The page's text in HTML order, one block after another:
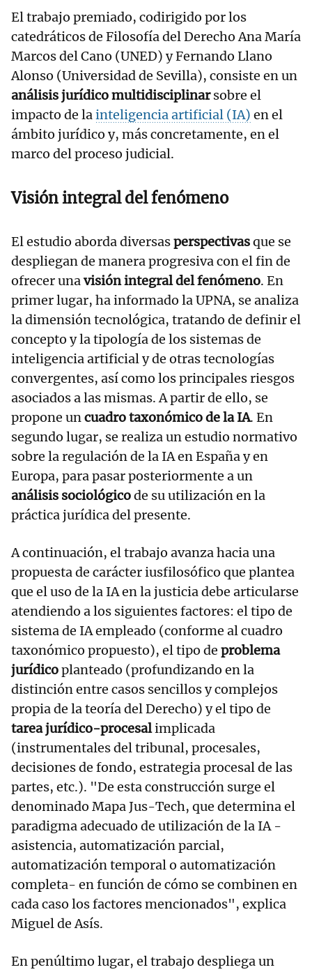
El trabajo premiado, codirigido por los
catedráticos de Filosofía del Derecho Ana María
Marcos del Cano (UNED) y Fernando Llano
Alonso (Universidad de Sevilla), consiste en un
análisis jurídico multidisciplinarsobre el
impacto de lainteligencia artificial (IA) en el
ámbito jurídico y, más concretamente, en el
marco del proceso judicial.
Visión integral del fenómeno
El estudio aborda diversasperspectivasque se
despliegan de manera progresiva con el fin de
ofrecer unavisión integral del fenómeno. En
primer lugar, ha informado la UPNA, se analiza
la dimensión tecnológica, tratando de definir el
concepto y la tipología de los sistemas de
inteligencia artificial y de otras tecnologías
convergentes, así como los principales riesgos
asociados a las mismas. A partir de ello, se
propone uncuadro taxonómico de la IA. En
segundo lugar, se realiza un estudio normativo
sobre la regulación de la IA en España y en
Europa, para pasar posteriormente a un
análisis sociológicode su utilización en la
práctica jurídica del presente.
A continuación, el trabajo avanza hacia una
propuesta de carácter iusfilosófico que plantea
que el uso de la IA en la justicia debe articularse
atendiendo a los siguientes factores: el tipo de
sistema de IA empleado (conforme al cuadro
taxonómico propuesto), el tipo de problema
jurídicoplanteado (profundizando en la
distinción entre casos sencillos y complejos
propia de la teoría del Derecho) y el tipo de
tarea jurídico-procesalimplicada
(instrumentales del tribunal, procesales,
decisiones de fondo, estrategia procesal de las
partes, etc.). "De esta construcción surge el
denominado Mapa Jus-Tech, que determina el
paradigma adecuado de utilización de la IA -
asistencia, automatización parcial,
automatización temporal o automatización
completa- en función de cómo se combinen en
cada caso los factores mencionados", explica
Miguel de Asís.
En penúltimo lugar, el trabajo despliega un